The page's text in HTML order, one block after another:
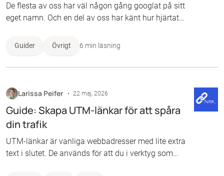
De flesta av oss har väl någon gång googlat på sitt
eget namn. Och en del av oss har känt hur hjärtat
dyker upp i sökresultaten. Det kan handla om arga
skvalpar, hemadresser som ligger helt öppna eller
sig. Det går faktiskt att ta bort sig från sökresultat
på Google, och i de flesta fall har du rätten på din
sida.
Guider Övrigt 6 min läsning
Larissa Peifer 22 maj, 2026
Guide: Skapa UTM-länkar för att spåra
din trafik
UTM-länkar är vanliga webbadresser med lite extra
text i slutet. De används för att du i verktyg som